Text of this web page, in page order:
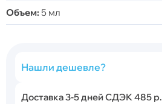
Объем: 5 мл
Нашли дешевле?
Доставка 3-5 дней СДЭК 485 р.